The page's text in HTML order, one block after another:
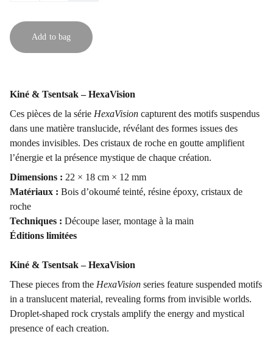
Add to bag
Kiné & Tsentsak – HexaVision
Ces pièces de la série HexaVision capturent des motifs suspendus
dans une matière translucide, révélant des formes issues des
mondes invisibles. Des cristaux de roche en goutte amplifient
l’énergie et la présence mystique de chaque création.
Dimensions : 22 × 18 cm × 12 mm
Matériaux : Bois d’okoumé teinté, résine époxy, cristaux de
roche
Techniques : Découpe laser, montage à la main
Éditions limitées
Kiné & Tsentsak – HexaVision
These pieces from the HexaVision series feature suspended motifs
in a translucent material, revealing forms from invisible worlds.
Droplet-shaped rock crystals amplify the energy and mystical
presence of each creation.